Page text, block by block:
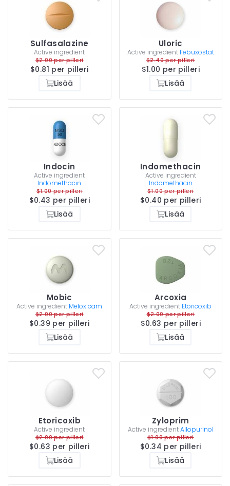
Sulfasalazine
Active ingredient
$2.00 per pilleri
$0.81 per pilleri
Lisää
Uloric
Active ingredient Febuxostat
$2.40 per pilleri
$1.00 per pilleri
Lisää
Indocin
Active ingredient
Indomethacin
$1.00 per pilleri
$0.43 per pilleri
Lisää
Indomethacin
Active ingredient
Indomethacin
$1.00 per pilleri
$0.40 per pilleri
Lisää
Mobic
Active ingredient Meloxicam
$2.00 per pilleri
$0.39 per pilleri
Lisää
Arcoxia
Active ingredient Etoricoxib
$2.00 per pilleri
$0.63 per pilleri
Lisää
Etoricoxib
Active ingredient
$2.00 per pilleri
$0.63 per pilleri
Lisää
Zyloprim
Active ingredientAllopurinol
$1.00 per pilleri
$0.34 per pilleri
Lisää